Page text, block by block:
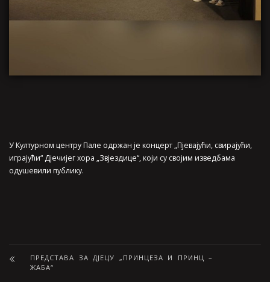
У Културном центру Пале одржан је концерт „Пјевајући, свирајући,
играјући“ Дјечијег хора „Звјездице“, који су својим изведбама
одушевили публику.
ПРЕДСТАВА ЗА ДЈЕЦУ „ПРИНЦЕЗА И ПРИНЦ –
ЖАБА“